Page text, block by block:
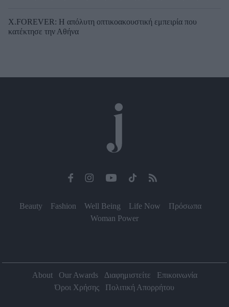
X.FOREVER: Η απόλυτη οπτικοακουστική εμπειρία που
κατέκτησε την Αθήνα
Beauty Fashion Well Being Life Now
Πρόσωπα
Woman Power
About Our Awards Διαφημιστείτε
Επικοινωνία
Όροι Χρήσης
Πολιτική Απορρήτου